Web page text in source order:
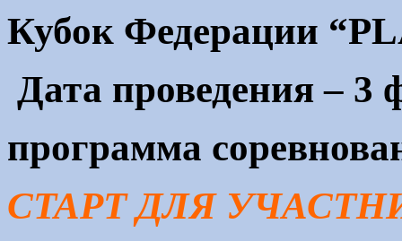
Кубок Федерации
Дата проведения – 3
программа
СТАРТ ДЛЯ